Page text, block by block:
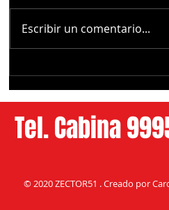
que cambió su Rostro
Escribir un comentario...
© 2020 ZECTOR51 . Creado por
Tel. Cabina